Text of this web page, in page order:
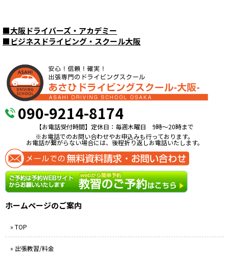
■大阪ドライバーズ・アカデミー
■ビジネスドライビング・スクール大阪
090-9214-8174
【お電話受付時間】定休日：毎週木曜日 9時〜20時まで
※お電話でのお問い合わせやお申込みも行っております。
お電話が繋がらない場合には、後程折り返しお電話いたします。
ホームページのご案内
» TOP
» 出張教習/料金